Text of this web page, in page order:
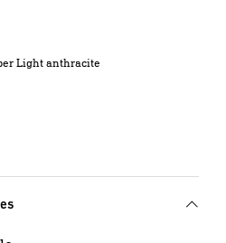
Light anthracite